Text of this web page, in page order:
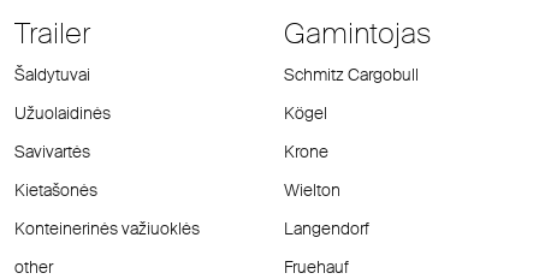
Trailer
Šaldytuvai
Užuolaidinės
Savivartės
Kietašonės
Konteinerinės važiuoklės
other
Gamintojas
Schmitz Cargobull
Kögel
Krone
Wielton
Langendorf
Fruehauf